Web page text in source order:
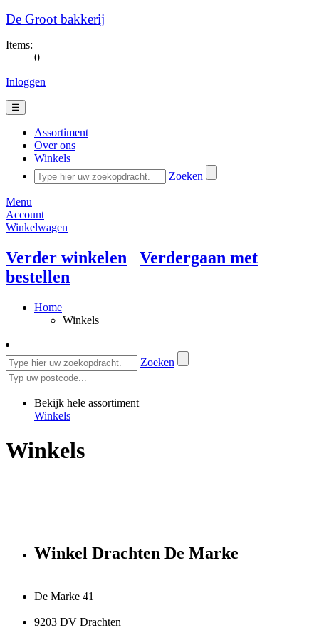
De Groot bakkerij
Items:
0
Inloggen
☰
Assortiment
Over ons
Winkels
Zoeken
Menu
Account
Winkelwagen
Verder winkelen
Verdergaan met
bestellen
Home
Winkels
Zoeken
Bekijk hele assortiment
Winkels
Winkels
Winkel Drachten De Marke
De Marke 41
9203 DV Drachten